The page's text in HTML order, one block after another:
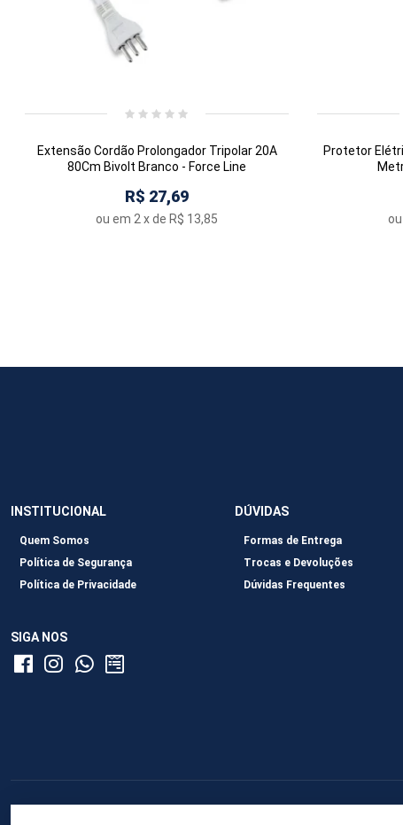
Extensão Cordão Prolongador Tripolar 20A
80Cm Bivolt Branco - Force Line
R$ 27,69
ou em 2 x de R$ 13,85
Protetor
INSTITUCIONAL
Quem Somos
Política de Segurança
Política de Privacidade
DÚVIDAS
Formas de Entrega
Trocas e Devoluções
Dúvidas Frequentes
SIGA NOS